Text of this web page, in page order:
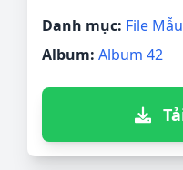
Danh mục: File
Album: Album 42